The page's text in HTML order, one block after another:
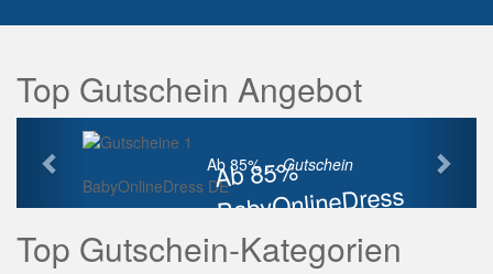
Top Gutschein Angebot
Ab 85%
BabyOnlineDress
Rabatt
Ab 85% ...Gutschein
BabyOnlineDress DE
Vorherige
Top Gutschein-Kategorien